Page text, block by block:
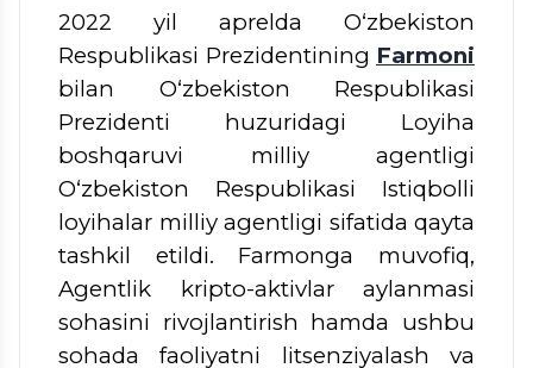
2022 yil aprelda O‘zbekiston
Respublikasi Prezidentining Farmoni
bilan O‘zbekiston Respublikasi
Prezidenti huzuridagi Loyiha
boshqaruvi milliy agentligi
O‘zbekiston Respublikasi Istiqbolli
loyihalar milliy agentligi sifatida qayta
tashkil etildi. Farmonga muvofiq,
Agentlik kripto-aktivlar aylanmasi
sohasini rivojlantirish hamda ushbu
sohada faoliyatni litsenziyalash va